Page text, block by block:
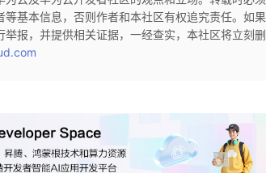
基本信息，否则作者和本社区有权追究责任。如果
报，并提供相关证据，一经查实，本社区将立刻删